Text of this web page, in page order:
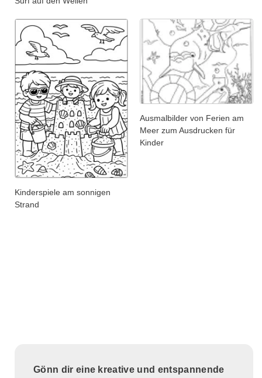
Kinderspiele am sonnigen
Strand
Ausmalbilder von Ferien am
Meer zum Ausdrucken für
Kinder
Gönn dir eine kreative und entspannende